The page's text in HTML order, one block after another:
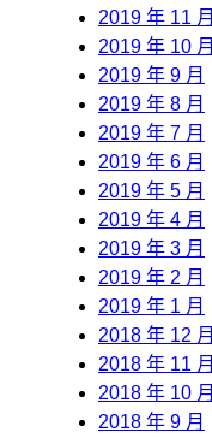
2019 年 11 月
2019 年 10 月
2019 年 9 月
2019 年 8 月
2019 年 7 月
2019 年 6 月
2019 年 5 月
2019 年 4 月
2019 年 3 月
2019 年 2 月
2019 年 1 月
2018 年 12 月
2018 年 11 月
2018 年 10 月
2018 年 9 月